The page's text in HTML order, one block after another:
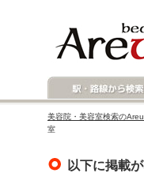
美容院・美容室検索の
室
以下に掲載